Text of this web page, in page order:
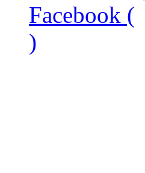
Facebook (
)